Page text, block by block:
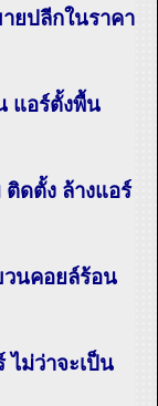
ยปลีกในราคา
แอร์ตั้งพื้น
ดตั้ง ล้างแอร์
นคอยล์ร้อน
ไม่ว่าจะเป็น